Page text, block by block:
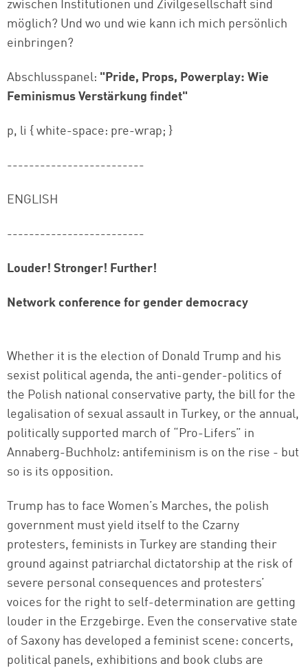
zwischen Institutionen und Zivilgesellschaft sind
möglich? Und wo und wie kann ich mich persönlich
einbringen?
Abschlusspanel: "Pride, Props, Powerplay: Wie
Feminismus Verstärkung findet"
p, li { white-space: pre-wrap; }
-------------------------
ENGLISH
-------------------------
Louder! Stronger! Further!
Network conference for gender democracy
Whether it is the election of Donald Trump and his
sexist political agenda, the anti-gender-politics of
the Polish national conservative party, the bill for the
legalisation of sexual assault in Turkey, or the annual,
politically supported march of “Pro-Lifers” in
Annaberg-Buchholz: antifeminism is on the rise - but
so is its opposition.
Trump has to face Women’s Marches, the polish
government must yield itself to the Czarny
protesters, feminists in Turkey are standing their
ground against patriarchal dictatorship at the risk of
severe personal consequences and protesters’
voices for the right to self-determination are getting
louder in the Erzgebirge. Even the conservative state
of Saxony has developed a feminist scene: concerts,
political panels, exhibitions and book clubs are